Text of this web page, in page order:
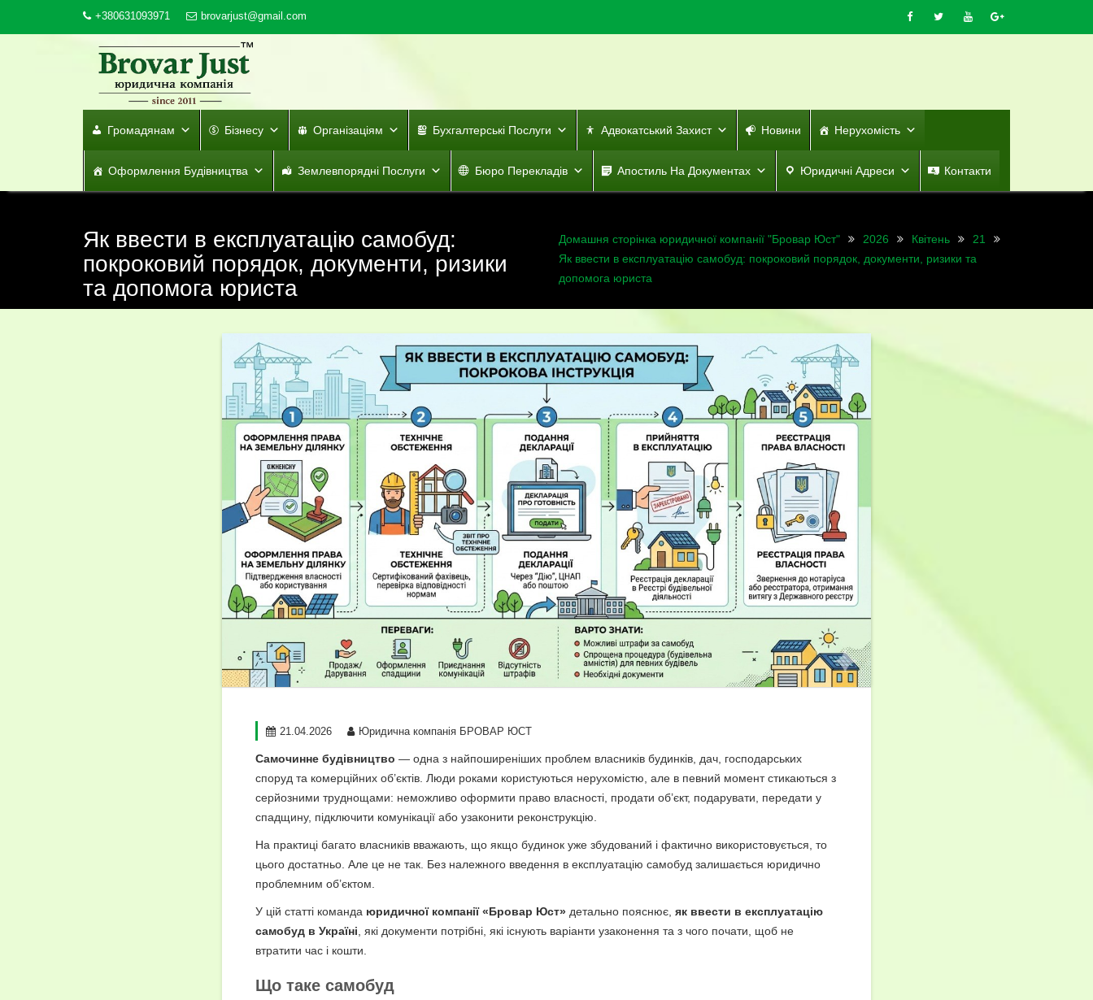
+380631093971 brovarjust@gmail.com
Громадянам Бізнесу Організаціям Бухгалтерські Послуги Адвокатський Захист Новини Нерухомість
Оформлення Будівництва Землевпорядні Послуги Бюро Перекладів Апостиль На Документах Юридичні Адреси Контакти
Як ввести в експлуатацію самобуд:
покроковий порядок, документи, ризики
та допомога юриста
Домашня сторінка юридичної компанії "Бровар Юст" 2026 Квітень
21
Як ввести в експлуатацію самобуд: покроковий порядок, документи, ризики та
допомога юриста
21.04.2026 Юридична компанія БРОВАР ЮСТ
Самочинне будівництво — одна з найпоширеніших проблем власників будинків, дач, господарських
споруд та комерційних об’єктів. Люди роками користуються нерухомістю, але в певний момент стикаються з
серйозними труднощами: неможливо оформити право власності, продати об’єкт, подарувати, передати у
спадщину, підключити комунікації або узаконити реконструкцію.
На практиці багато власників вважають, що якщо будинок уже збудований і фактично використовується, то
цього достатньо. Але це не так. Без належного введення в експлуатацію самобуд залишається юридично
проблемним об’єктом.
У цій статті команда юридичної компанії «Бровар Юст» детально пояснює, як ввести в експлуатацію
самобуд в Україні , які документи потрібні, які існують варіанти узаконення та з чого почати, щоб не
втратити час і кошти.
Що таке самобуд